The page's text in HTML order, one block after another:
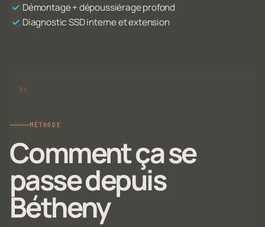
Démontage + dépoussiérage profond
Diagnostic SSD interne et extension
MÉTHODE
Comment ça se
passe depuis
Bétheny